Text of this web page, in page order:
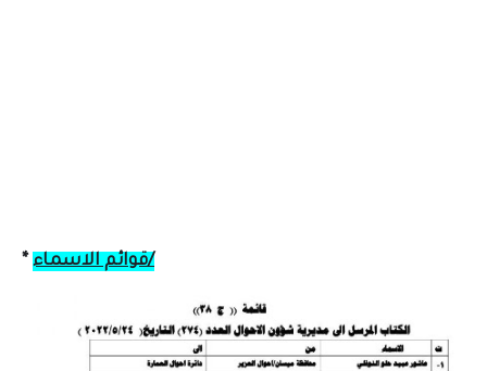
* قوائم الاسماء/